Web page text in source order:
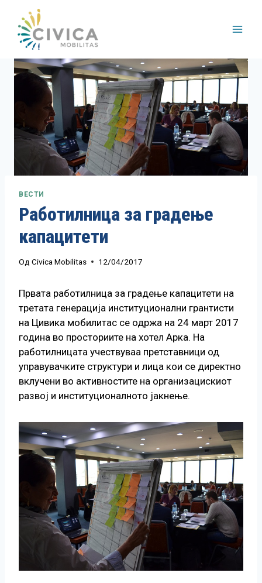
content
ВЕСТИ
Работилница за градење
капацитети
Од Civica Mobilitas 12/04/2017
Првата работилница за градење капацитети на
третата генерација институционални грантисти
на Цивика мобилитас се одржа на 24 март 2017
година во просториите на хотел Арка. На
работилницата учествуваа претставници од
управувачките структури и лица кои се директно
вклучени во активностите на организацискиот
развој и институционалното јакнење.